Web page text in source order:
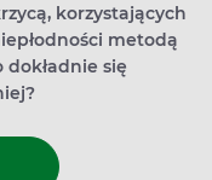
korzystających
metodą
się